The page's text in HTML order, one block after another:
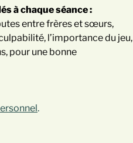
à chaque séance :
entre frères et sœurs,
l’importance du jeu,
pour une bonne
.